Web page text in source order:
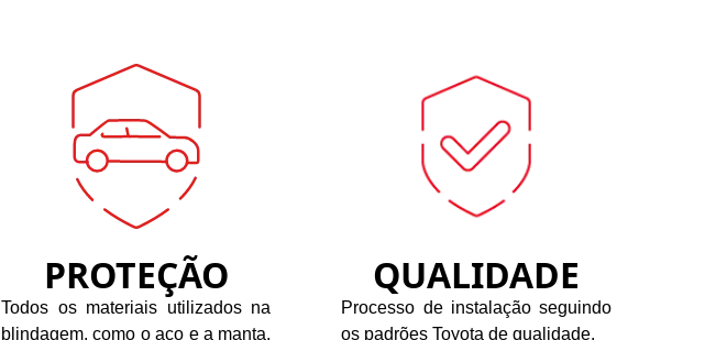
PROTEÇÃO
Todos os materiais utilizados na
blindagem, como o aço e a manta,
QUALIDADE
Processo de instalação seguindo
os padrões Toyota de qualidade.